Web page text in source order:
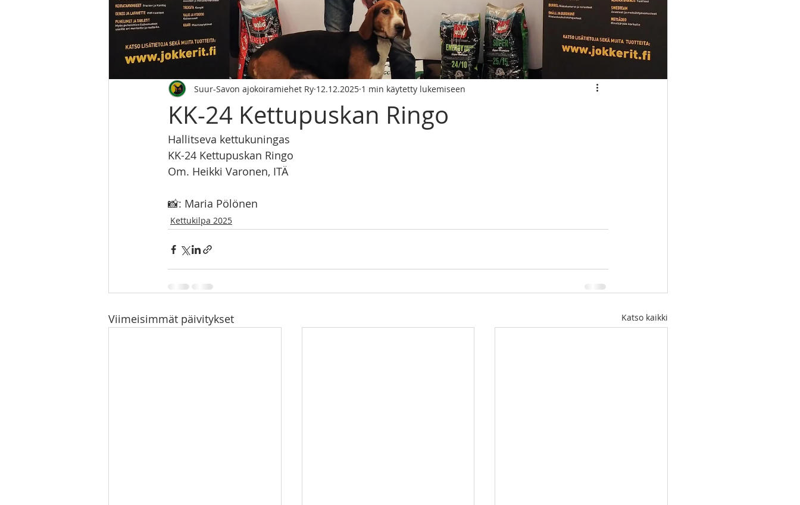
KK-24 Kettupuskan Ringo
Suur-Savon ajokoiramiehet Ry 12.12.2025 1 min käytetty lukemiseen
Hallitseva kettukuningas
KK-24 Kettupuskan Ringo
Om. Heikki Varonen, ITÄ
📸: Maria Pölönen
Kettukilpa 2025
Viimeisimmät päivitykset Katso kaikki